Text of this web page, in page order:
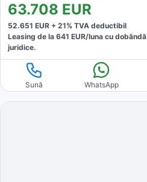
63.708 EUR
52.651 EUR + 21% TVA deductibil
Leasing de la 641 EUR/luna cu dobăndă
juridice.
Sună WhatsApp